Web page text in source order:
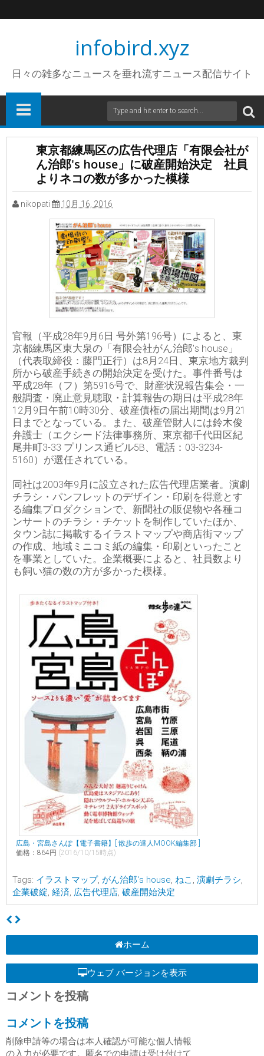
infobird.xyz
日々の雑多なニュースを垂れ流すニュース配信サイト
東京都練馬区の広告代理店「有限会社が
ん治郎's house」に破産開始決定 社員
よりネコの数が多かった模様
nikopati 10月 16, 2016
官報（平成28年9月6日 号外第196号）によると、東
京都練馬区東大泉の「有限会社がん治郎's house」
（代表取締役：藤門正行）は8月24日、東京地方裁判
所から破産手続きの開始決定を受けた。事件番号は
平成28年（フ）第5916号で、財産状況報告集会・一
般調査・廃止意見聴取・計算報告の期日は平成28年
12月9日午前10時30分、破産債権の届出期間は9月21
日までとなっている。また、破産管財人には鈴木俊
弁護士（エクシード法律事務所、東京都千代田区紀
尾井町3-33 プリンス通ビル5B、電話：03-3234-
5160）が選任されている。
同社は2003年9月に設立された広告代理店業者。演劇
チラシ・パンフレットのデザイン・印刷を得意とす
る編集プロダクションで、新聞社の販促物や各種コ
ンサートのチラシ・チケットを制作していたほか、
タウン誌に掲載するイラストマップや商店街マップ
の作成、地域ミニコミ紙の編集・印刷といったこと
を事業としていた。企業概要によると、社員数より
も飼い猫の数の方が多かった模様。
広島・宮島さんぽ【電子書籍】[ 散歩の達人MOOK編集部 ]
価格：864円 (2016/10/15時点)
Tags: イラストマップ, がん治郎's house, ねこ , 演劇チラシ,
企業破綻, 経済, 広告代理店, 破産開始決定
ホーム
ウェブ バージョンを表示
コメントを投稿
コメントを投稿
削除申請等の場合は本人確認が可能な個人情報
の入力が必要です。匿名での申請は受け付けて